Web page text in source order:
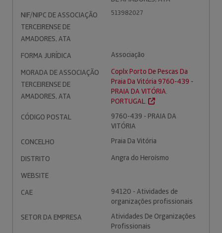
NIF/NIPC DE ASSOCIAÇÃO
TERCEIRENSE DE
AMADORES, ATA
513982027
FORMA JURÍDICA
Associação
MORADA DE ASSOCIAÇÃO
TERCEIRENSE DE
AMADORES, ATA
Coplx Porto De Pescas Da
Praia Da Vitória 9760-439 -
PRAIA DA VITÓRIA.
PORTUGAL.
CÓDIGO POSTAL
9760-439 - PRAIA DA
VITÓRIA
CONCELHO
Praia Da Vitória
DISTRITO
Angra do Heroísmo
WEBSITE
CAE
94120 - Atividades de
organizações profissionais
SETOR DA EMPRESA
Atividades De Organizações
Profissionais